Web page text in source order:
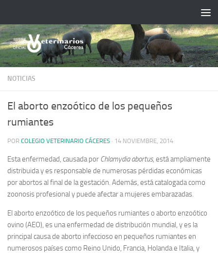
NOTICIAS
El aborto enzoótico de los pequeños
rumiantes
POR COLEGIO VETERINARIO CÁCERES · 14 NOVIEMBRE, 2014
Esta enfermedad, causada por Chlamydia abortus, está ampliamente
distribuida y es responsable de numerosas pérdidas económicas
por abortos al final de la gestación. Además, está catalogada como
zoonosis profesional y puede afectar a mujeres embarazadas.
El aborto enzoótico de los pequeños rumiantes o aborto enzoótico
ovino (AEO), es una enfermedad de distribución mundial, y es la
principal causa de aborto infeccioso en pequeños rumiantes en
numerosos países como Reino Unido, Francia, Holanda e Italia, y